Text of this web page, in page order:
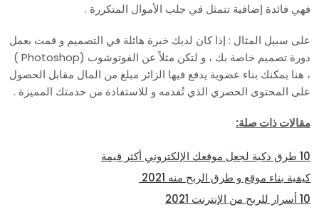
فهي فائدة إضافية تتمثل في جلب الأموال المتكررة .
على سبيل المثال : إذا كان لديك خبرة هائلة في التصميم و قمت بعمل
دورة تصميم خاصة بك ، و لتكن مثلاً عن الفوتوشوب (Photoshop )
، هنا يمكنك بناء عضوية يدفع فيها الزائر مبلغ من المال مقابل الحصول
على المحتوى الحصري الذي تُقدمه و للاستفادة من خدمتك المميزة .
مقالات ذات صلة:
10 طرق ذكية لجعل موقعك الإلكتروني أكثر قيمة
كيفية بناء موقع و طرق الربح منه 2021
10 أسرار للربح من الإنترنت 2021